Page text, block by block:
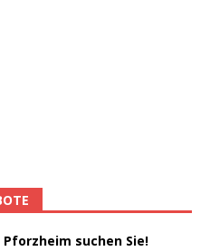
suchen Sie!